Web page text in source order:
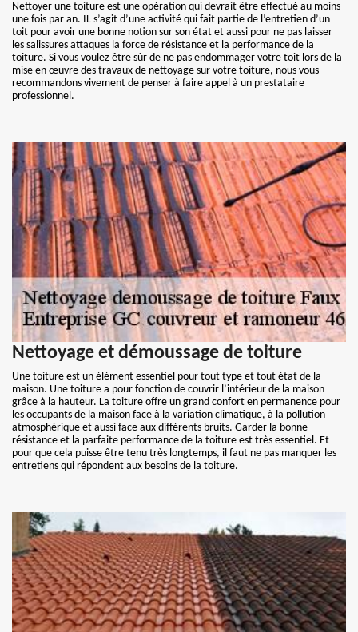
Nettoyer une toiture est une opération qui devrait être effectué au moins
une fois par an. IL s’agit d’une activité qui fait partie de l’entretien d’un
toit pour avoir une bonne notion sur son état et aussi pour ne pas laisser
les salissures attaques la force de résistance et la performance de la
toiture. Si vous voulez être sûr de ne pas endommager votre toit lors de la
mise en œuvre des travaux de nettoyage sur votre toiture, nous vous
recommandons vivement de penser à faire appel à un prestataire
professionnel.
Nettoyage et démoussage de toiture
Une toiture est un élément essentiel pour tout type et tout état de la
maison. Une toiture a pour fonction de couvrir l’intérieur de la maison
grâce à la hauteur. La toiture offre un grand confort en permanence pour
les occupants de la maison face à la variation climatique, à la pollution
atmosphérique et aussi face aux différents bruits. Garder la bonne
résistance et la parfaite performance de la toiture est très essentiel. Et
pour que cela puisse être tenu très longtemps, il faut ne pas manquer les
entretiens qui répondent aux besoins de la toiture.